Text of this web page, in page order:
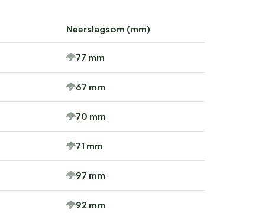
Neerslagsom (mm)
77 mm
67 mm
70 mm
71 mm
97 mm
92 mm